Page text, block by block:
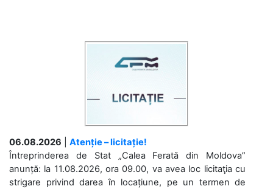
06.08.2026
Atenție – licitație!
Întreprinderea de Stat „Calea Ferată din Moldova”
anunță: la 11.08.2026, ora 09.00, va avea loc licitaţia cu
strigare privind darea în locațiune, pe un termen de